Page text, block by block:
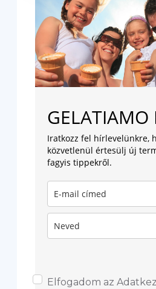
GELATIAMO
Iratkozz fel hírlevelünkre,
közvetlenül értesülj új
fagyis tippekről.
Elfogadom az